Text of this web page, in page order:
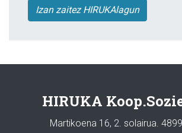
Izan zaitez HIRUKAlagun
HIRUKA
Martikoena 16, 2. solairua.